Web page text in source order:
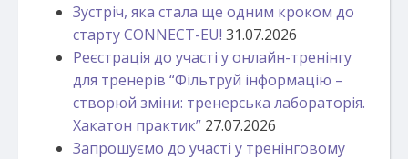
Зустріч, яка стала ще одним кроком до
старту CONNECT-EU! 31.07.2026
Реєстрація до участі у онлайн-тренінгу
для тренерів “Фільтруй інформацію –
створюй зміни: тренерська лабораторія.
Хакатон практик” 27.07.2026
Запрошуємо до участі у тренінговому